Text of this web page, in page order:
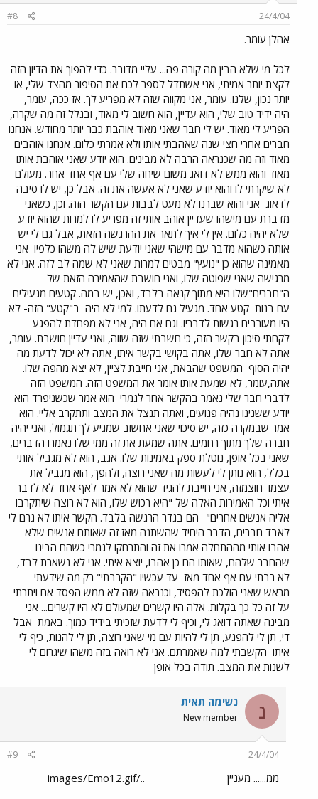
24/4/04
#8
אהלן עומר.
לכל מי שלא הבין מה קורה פה... עליי מדובר. כדי להפוך את הדיון הזה
לקצת יותר אמיתי, אני אשתדל לספר לכם את הסיפור מהצד שלי, או
יותר נכון, שלנו. עומר, אני מקווה שזה לא מפריע לך. אז ככה, עומר,
היה ידיד טוב שלי, הוא עדיין, הוא חשוב לי מאוד, ובגלל זה מה שקרה,
הפריע לי מאוד. יש לי חבר שאני מאוד אוהבת כבר יותר מחודש. אנחנו
חברים אחרי חצי שנה שאהבתי אותו ולא אמרתי כלום. אנחנו אוהבים
מאוד וזה מה שכנראה הרבה לא מבינים. הוא יודע שאני אוהבת אותו
מאוד והוא ממש לא דואג משום שיחה שלי עם אף אחד אחר. מעולם
לא שיקרתי לו והוא יודע שאני לא אעשה את זה. אבל כן, יש לו סיבה
לדאוג אני והוא שברנו לא מעט לבבות עם הקשר הזה. וכן, כשאני
מדברת עם מישהו שעדיין אוהב אותי זה מפריע לו למרות שהוא יודע
שלא יהיה כלום. אין לי איך לתאר את ההרגשה הזאת, אבל גם לי יש
אותה כשהוא מדבר עם מישהי שאני יודעת שיש לה משהו כלפיו אני
מאמינה שהוא כן "נועץ" מבטים למרות שאני לא שמה לב לזה. אני לא
מרגישה שאני שפוטה שלו, ואני חושבת שהאמירה הזאת של
ה"חברים"שלו היא מתוך קנאה בלבד, ואכן, יש במה. קטעים מגעילים
עם בנות קטע אחד. מגעיל גם לדעתו. למי לא היה ב"קטע" הזה- לא
היו מעורבים רגשות לדבריו. וגם אם היה, אני לא מפחדת להפגע
לקחתי סיכון בקשר הזה, כי חשבתי שזה שווה, ואני עדיין חושבת. עומר,
אתה לא חבר שלו, אתה בקושי בקשר איתו, אתה לא יכול לדעת מה
יהיה הסוף המשפט שהבאת, אני חייבת לציין, לא יצא מהפה שלו.
אתה,עומר, לא שמעת אותו אומר את המשפט הזה. המשפט הזה
לדברי חבר שלי נאמר בהקשר אחר לגמרי הוא אמר שכשניפרד הוא
יודע ששנינו נהיה פגועים, ואתה תנצל את המצב ותתקרב אליי. הוא
אמר שבמקרה כזה, יש סיכוי שאני אחשוב שמגיע לך תגמול, ואני יהיה
חברה שלך מתוך רחמים. אתה שמעת את זה ממי שלו נאמרו הדברים,
שאני בכל אופן, נוטלת ספק באמינות שלו. אגב, הוא לא מגביל אותי
בכלל, הוא נותן לי לעשות מה שאני רוצה, ולהפך, הוא מגביל את
עצמו חוצמזה, אני חייבת להגיד שהוא לא אמר לאף אחד לא לדבר
איתי וכל האמירות האלה של "היא רכוש שלו, הוא לא רוצה שיתקרבו
אליה אנשים אחרים"- הם בגדר הרגשה בלבד. הקשר איתו לא גרם לי
לאבד חברים, הדבר היחיד שהשתנה מאז זה שאותם אנשים שלא
אהבו אותי מההתחלה אמרו את זה והתרחקו לגמרי כשהם הבינו
שהחבר שלהם, שאותו הם כן אהבו, יוצא איתי. אני לא נשארת לבד,
לא רבתי עם אף אחד מאז עד עכשיו "הקרבתי" רק מה שידעתי
מראש שאני הולכת להפסיד, וכנראה שזה לא ממש הפסד אם ויתרתי
על זה כל כך בקלות. אלה היו קשרים שמעולם לא היו קשרים... אני
מבינה שאתה דואג לי, וכיף לי לדעת שזכיתי בידיד כמוך. באמת אבל
די, תן לי להפגע, תן לי להיות עם מי שאני רוצה, תן לי להנות, כיף לי
איתו הקשבתי למה שאמרתם. אני לא רואה בזה משהו שיגרום לי
לשנות את המצב. תודה בכל אופן
נ נשימה תאית
New member
24/4/04
#9
ממ...... מעניין ________________../images/Emo12.gif